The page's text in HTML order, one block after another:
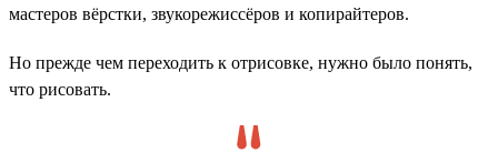
мастеров вёрстки, звукорежиссёров и копирайтеров.
Но прежде чем переходить к отрисовке, нужно было понять,
что рисовать.